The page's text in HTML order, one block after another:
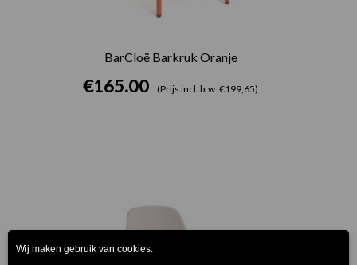
BarCloë Barkruk Oranje
€165.00 (Prijs incl. btw: €199,65)